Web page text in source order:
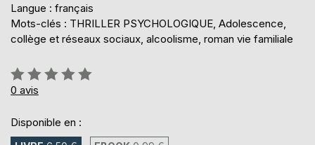
Langue : français
Mots-clés : THRILLER PSYCHOLOGIQUE, Adolescence,
collège et réseaux sociaux, alcoolisme, roman vie familiale
Évaluation:
0%
0 avis
Disponible en :